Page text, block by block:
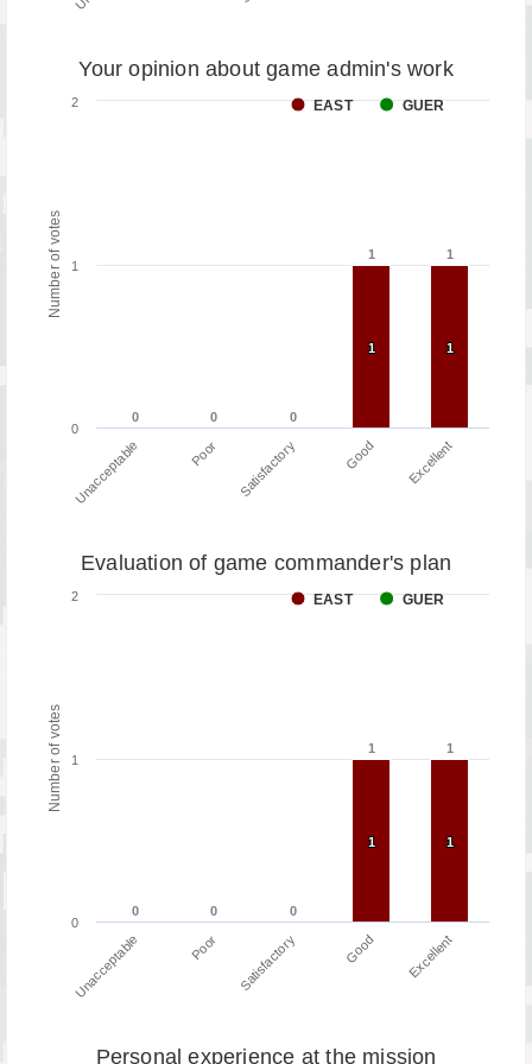
Number of votes
Your opinion about game admin's work
0
0 0
0 0
0
1
1 1
1
1
1 1
1
EAST GUER
Unacceptable Poor Satisfactory Good Excellent
0
1
2
Number of votes
Evaluation of game commander's plan
0
0 0
0 0
0
1
1 1
1
1
1 1
1
EAST GUER
Unacceptable Poor Satisfactory Good Excellent
0
1
2
Personal experience at the mission